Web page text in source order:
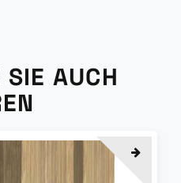
AUCH